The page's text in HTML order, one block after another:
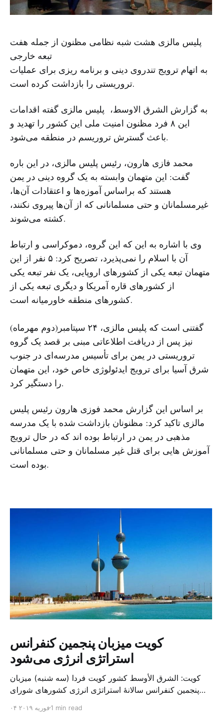
پلیس مالزی هشت شبه نظامی مظنون از جمله هفت
تبعه خارجی
به اتهام ترویج تندروی دینی و برنامه ریزی برای عملیات
تروریستی را بازداشت کرده است.
به گزارش الشرق الاوسط، پلیس مالزی گفته اقدامات
این ۸ فرد مظنون امنیت ملی این کشور را تهدید و
باعث گسترش تروریسم در منطقه می‌شود.
محمد فازی هارون، رئیس پلیس مالزی، در این باره
گفت: این متهمان وابسته به یک گروه دینی در یمن
هستند که براساس آموزه‌ها و اعتقادات آن‌ها،
غیرمسلمانان و حتی مسلمانانی که از آن‌ها پیروی نکنند،
کشته می‌شوند.
وی با اشاره به این که این گروه، دموکراسی و ارتباط
آن با اسلام را نمی‌پذیرد، تصریح کرد: ۵ نفر از این
متهمان تبعه یکی از کشورهای اروپایی، یک نفر تبعه یکی
از کشورهای قاره آمریکا و دیگری تبعه یکی از
کشورهای منطقه خاورمیانه است.
گفتنی است که پلیس مالزی، ۲۴ سپتامبر(دوم مهرماه)
نیز پس از دریافت اطلاعاتی مبنی بر قصد یک گروه
تروریستی در یمن برای تأسیس مدرسه‌ای در جنوب
شرق آسیا برای ترویج ایدئولوژی خاص خود، این متهمان
را دستگیر کرد.
بر اساس این گزارش محمد فوزی هارون رئیس پلیس
مالزی تاکید کرد: مظنونان بازداشت شده با یک مدرسه
مذهبی در یمن در ارتباط بوده اند که در حال ترویج
آموزش هایی برای قتل غیر مسلمانان و حتی مسلمانانی
بوده است.
کویت میزبان پنجمین کنفرانس
استراتژی انرژی می‌شود
کویت: الشرق الأوسط کشور کویت فردا (سه شنبه) میزبان
پنجمین کنفرانس سالانهٔ استراتژی انرژی کشورهای شورای
متخصص از شرکت‌های جهانی نفت و گاز در این کنفرانس
۰۴ فوریه ۲۰۱۹1 min read